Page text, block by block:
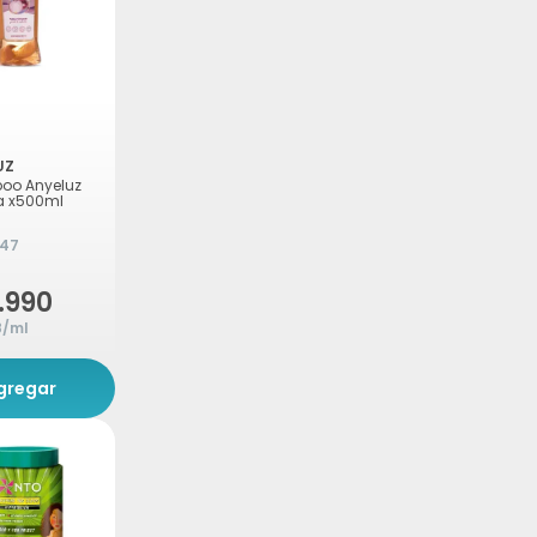
Anyeluz
x500ml
ml